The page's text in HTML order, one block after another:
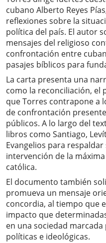
cubano Alberto Reyes
reflexiones sobre la
política del país. El autor
mensajes del religioso
confrontación entre
pasajes bíblicos para
La carta presenta una
como la reconciliación, el
que Torres contrapone a
de confrontación
públicos. A lo largo del
libros como Santiago,
Evangelios para
intervención de la
católica.
El documento también
promueva un mensaje
concordia, al tiempo que
impacto que
en una sociedad
políticas e ideológicas.